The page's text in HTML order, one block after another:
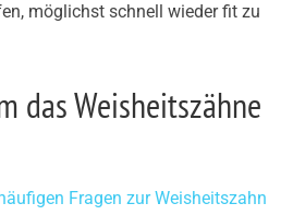
möglichst schnell wieder fit zu
das Weisheitszähne
Fragen zur Weisheitszahn